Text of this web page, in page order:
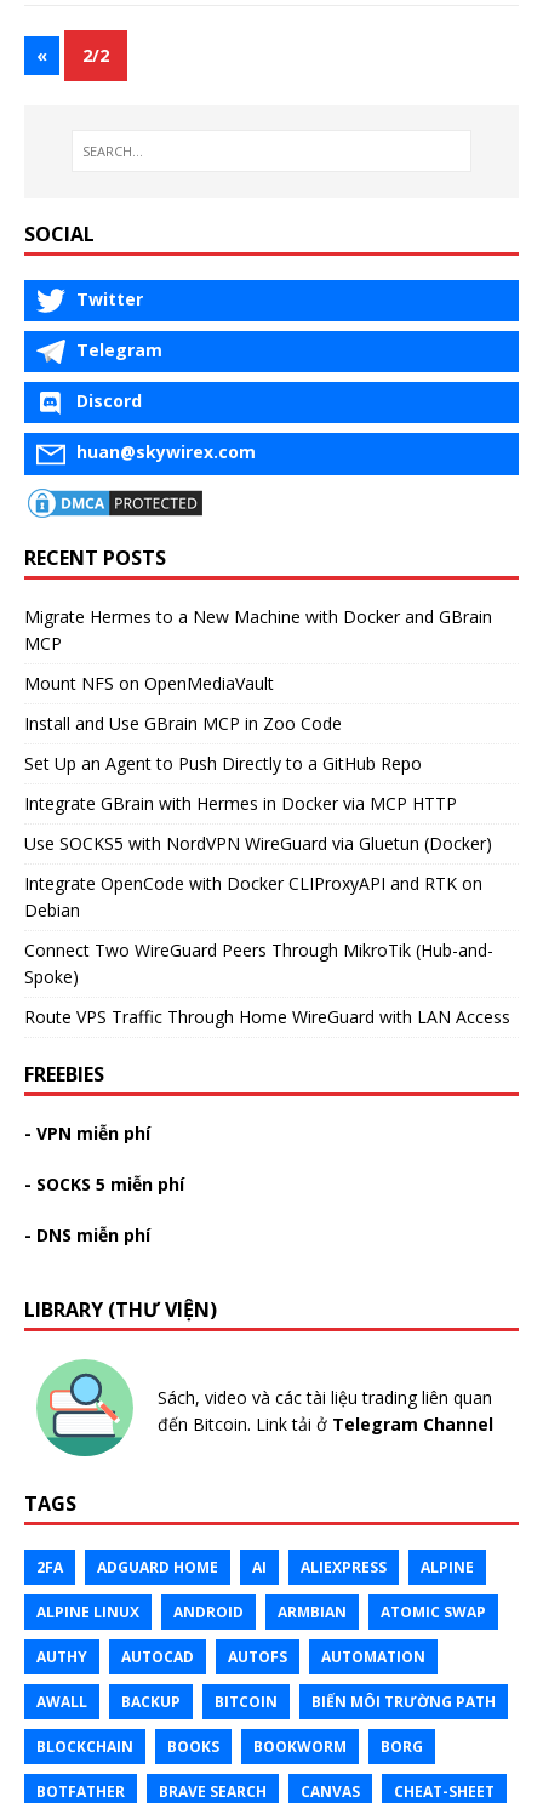
« 2/2
SOCIAL
Twitter
Telegram
Discord
huan@skywirex.com
RECENT POSTS
Migrate Hermes to a New Machine with Docker and GBrain
MCP
Mount NFS on OpenMediaVault
Install and Use GBrain MCP in Zoo Code
Set Up an Agent to Push Directly to a GitHub Repo
Integrate GBrain with Hermes in Docker via MCP HTTP
Use SOCKS5 with NordVPN WireGuard via Gluetun (Docker)
Integrate OpenCode with Docker CLIProxyAPI and RTK on
Debian
Connect Two WireGuard Peers Through MikroTik (Hub-and-
Spoke)
Route VPS Traffic Through Home WireGuard with LAN Access
FREEBIES
- VPN miễn phí
- SOCKS 5 miễn phí
- DNS miễn phí
LIBRARY (THƯ VIỆN)
Sách, video và các tài liệu trading liên quan
đến Bitcoin. Link tải ở Telegram Channel
TAGS
2FA ADGUARD HOME AI ALIEXPRESS ALPINE
ALPINE LINUX ANDROID ARMBIAN ATOMIC SWAP
AUTHY AUTOCAD AUTOFS AUTOMATION
AWALL BACKUP BITCOIN BIẾN MÔI TRƯỜNG PATH
BLOCKCHAIN BOOKS BOOKWORM BORG
BOTFATHER BRAVE SEARCH CANVAS CHEAT-SHEET